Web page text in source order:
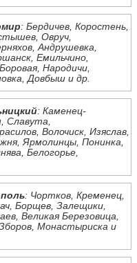
: Бердичев, Коростень,
Овруч,
Андрушевка,
Емильчино,
Народичи,
Довбыш и др.
: Каменец-
Славута,
Волочиск, Изяслав,
Ярмолинцы, Понинка,
Белогорье,
: Чортков, Кременец,
Борщев, Залещики,
Великая Березовица,
Монастыриска и